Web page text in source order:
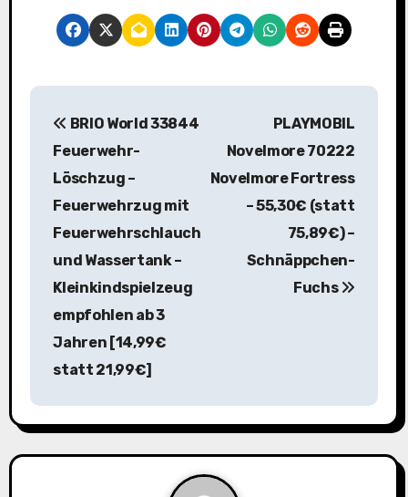
B
n
a
BRIO World 33844
Feuerwehr-
Löschzug –
Feuerwehrzug mit
Feuerwehrschlauch
und Wassertank –
Kleinkindspielzeug
empfohlen ab 3
Jahren [14,99€
statt 21,99€]
PLAYMOBIL
Novelmore 70222
Novelmore Fortress
– 55,30€ (statt
75,89€) –
Schnäppchen-
Fuchs